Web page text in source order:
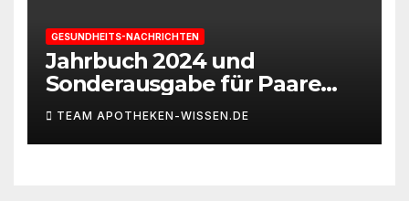
GESUNDHEITS-NACHRICHTEN
Jahrbuch 2024 und
Sonderausgabe für Paare
des Deutschen IVF-Registers:
Zahl der Mehrlingsgeburten
nach
TEAM APOTHEKEN-WISSEN.DE